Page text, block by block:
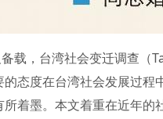
，台湾社会变迁调查（
态度在台湾社会发展过
着墨。本文着重在近年